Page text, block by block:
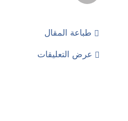
طباعة المقال
عرض التعليقات